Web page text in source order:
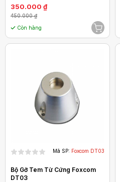
350.000 ₫
450.000 ₫
Còn hàng
Mã SP: Foxcom DT03
Bộ Gỡ Tem Từ Cứng Foxcom
DT03